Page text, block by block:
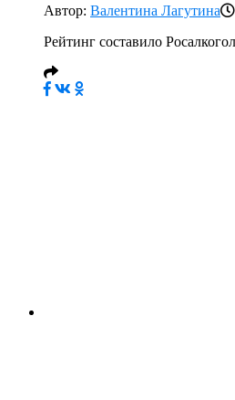
Автор: Валентина Лагутина
Рейтинг составило